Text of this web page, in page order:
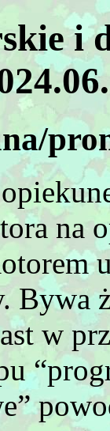
i
na
Bywa
w